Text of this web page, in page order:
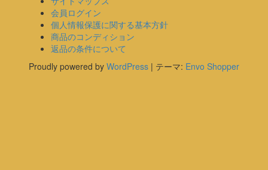
会員ログイン
個人情報保護に関する基本方針
商品のコンディション
返品の条件について
Proudly powered by WordPress | テーマ: Envo Shopper